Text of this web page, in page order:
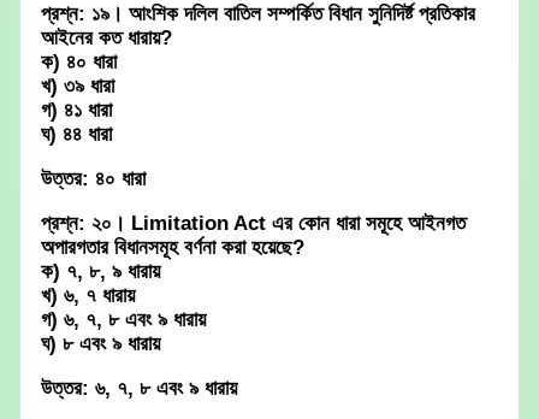
প্রশ্ন: ১৯। আংশিক দলিল বাতিল সম্পর্কিত বিধান সুনিদির্ষ্ট প্রতিকার
আইনের কত ধারায়?
ক) ৪০ ধারা
খ) ৩৯ ধারা
গ) ৪১ ধারা
ঘ) ৪৪ ধারা
উত্তর: ৪০ ধারা
প্রশ্ন: ২০। Limitation Act এর কোন ধারা সমূহে আইনগত
অপারগতার বিধানসমূহ বর্ণনা করা হয়েছে?
ক) ৭, ৮, ৯ ধারায়
খ) ৬, ৭ ধারায়
গ) ৬, ৭, ৮ এবং ৯ ধারায়
ঘ) ৮ এবং ৯ ধারায়
উত্তর: ৬, ৭, ৮ এবং ৯ ধারায়